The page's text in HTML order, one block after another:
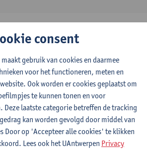
onterecht een
legde de biologie achter BDSM bloot
duiven krijgen
consent
gebruik van cookies en daarmee
voor het functioneren, meten en
Ook worden er cookies geplaatst om
te kunnen tonen en voor
Deze laatste categorie betreffen de tracking
kan worden gevolgd door middel van
Door op 'Accepteer alle cookies' te klikken
Lees ook het UAntwerpen Privacy